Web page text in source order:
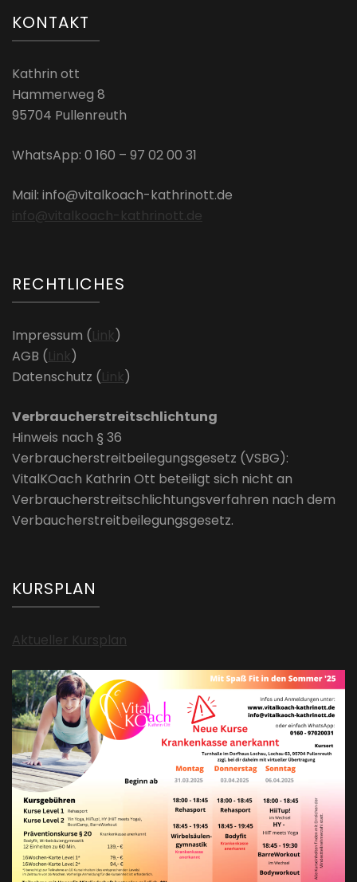
KONTAKT
Kathrin ott
Hammerweg 8
95704 Pullenreuth
WhatsApp: 0 160 – 97 02 00 31
Mail: info@vitalkoach-kathrinott.de
info@vitalkoach-kathrinott.de
RECHTLICHES
Impressum (Link)
AGB (Link)
Datenschutz (Link)
Verbraucherstreitschlichtung
Hinweis nach § 36
Verbraucherstreitbeilegungsgesetz (VSBG):
VitalKOach Kathrin Ott beteiligt sich nicht an
Verbraucherstreitschlichtungsverfahren nach dem
Verbaucherstreitbeilegungsgesetz.
KURSPLAN
Aktueller Kursplan